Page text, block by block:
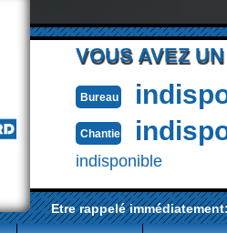
VOUS AVEZ
Bureau
Chantier
indisponible
Etre rappelé